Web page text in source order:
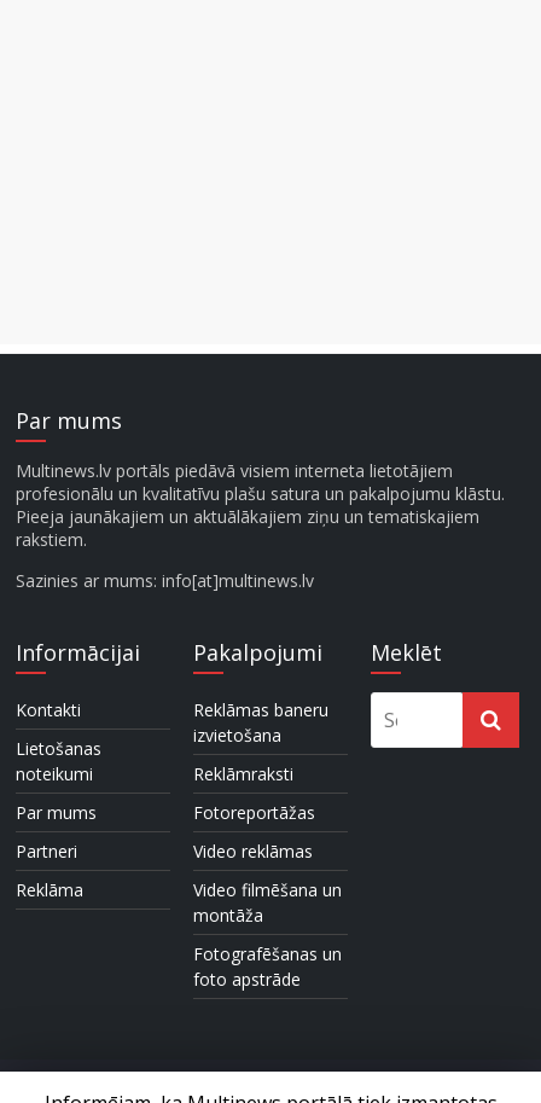
Par mums
Multinews.lv portāls piedāvā visiem interneta lietotājiem
profesionālu un kvalitatīvu plašu satura un pakalpojumu klāstu.
Pieeja jaunākajiem un aktuālākajiem ziņu un tematiskajiem
rakstiem.
Sazinies ar mums: info[at]multinews.lv
Informācijai
Kontakti
Lietošanas
noteikumi
Par mums
Partneri
Reklāma
Pakalpojumi
Reklāmas baneru
izvietošana
Reklāmraksti
Fotoreportāžas
Video reklāmas
Video filmēšana un
montāža
Fotografēšanas un
foto apstrāde
Meklēt